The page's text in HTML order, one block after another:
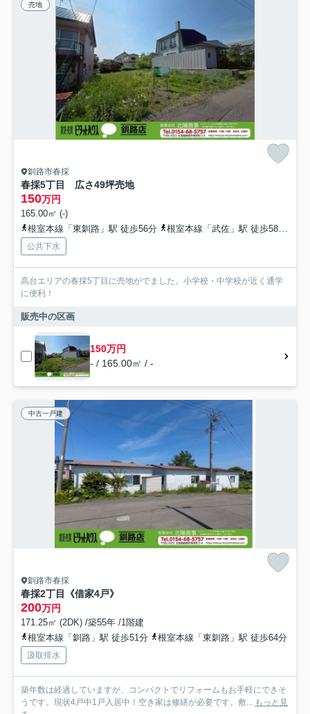
売地
釧路市春採
春採5丁目 広さ49坪売地
150万円
165.00㎡ (-)
根室本線「東釧路」駅 徒歩56分
根室本線「武佐」駅 徒歩58分
公共下水
高台エリアの春採5丁目に売地がでました。小学校・中学校が近く通学
に便利！
販売中の区画
150万円
- / 165.00㎡ / -
中古一戸建
釧路市春採
春採2丁目《借家4戸》
200万円
171.25㎡ (2DK) /築55年 /1階建
根室本線「釧路」駅 徒歩51分
根室本線「東釧路」駅 徒歩64分
汲取排水
築年数は経過していますが、コンパクトでリフォームもお手軽にできそ
うです。現状4戸中1戸入居中！空き家は修繕が必要です。敷... もっと見